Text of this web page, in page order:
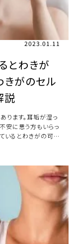
2023.01.11
とわきが
きがのセル
説
ります。耳垢が湿っ
安に思う方もいらっ
いるとわきがの可